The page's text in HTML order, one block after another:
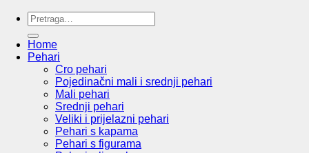
Pretraži:
Home
Pehari
Cro pehari
Pojedinačni mali i srednji pehari
Mali pehari
Srednji pehari
Veliki i prijelazni pehari
Pehari s kapama
Pehari s figurama